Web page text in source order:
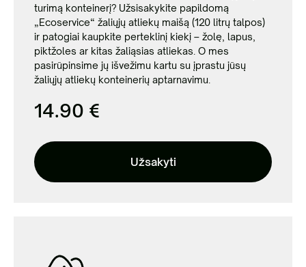
turimą konteinerį? Užsisakykite papildomą
„Ecoservice“ žaliųjų atliekų maišą (120 litrų talpos)
ir patogiai kaupkite perteklinį kiekį – žolę, lapus,
piktžoles ar kitas žaliąsias atliekas. O mes
pasirūpinsime jų išvežimu kartu su įprastu jūsų
žaliųjų atliekų konteinerių aptarnavimu.
14.90 €
Užsakyti